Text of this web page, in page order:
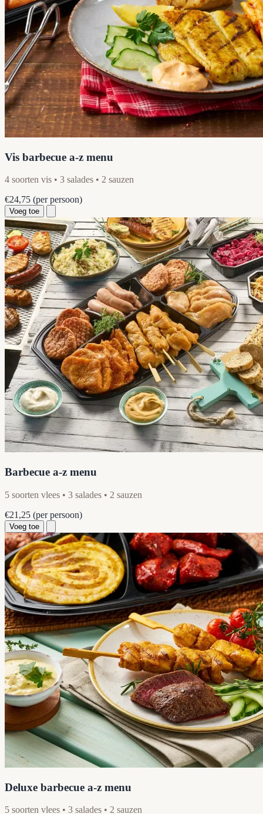
Vis barbecue a-z menu
4 soorten vis • 3 salades • 2 sauzen
€24,75 (per persoon)
Voeg toe
Barbecue a-z menu
5 soorten vlees • 3 salades • 2 sauzen
€21,25 (per persoon)
Voeg toe
Deluxe barbecue a-z menu
5 soorten vlees • 3 salades • 2 sauzen